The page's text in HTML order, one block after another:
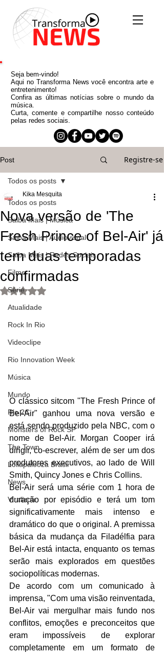
Seja bem-vindo!
Aqui no Transforma News você encontra arte e
entretenimento!
Confira as últimas notícias sobre o mundo da
música.
Curta, comente e compartilhe nosso conteúdo
pelas redes sociais.
Post Registre-se
Todos os posts
Saiba Mais | Música
Saiba Mais | Audiovisual
Saiba Mais | Redes Sociais
Filme
Série
Atualidade
Rock In Rio
Videoclipe
Rio Innovation Week
Música
Mundo
Rio 2C
Monsters of Rock SP
The Town
Lollapalooza Brasil
News
Viralizou
Todos os posts
Nova versão de 'The
Fresh Prince of Bel-Air' já
tem duas temporadas
confirmadas
Kika Mesquita
Avaliado com NaN de 5 estrelas.
O clássico sitcom "The Fresh Prince of
Bel-Air" ganhou uma nova versão e
está sendo produzido pela NBC, com o
nome de Bel-Air. Morgan Cooper irá
dirigir, co-escrever, além de ser um dos
produtores executivos, ao lado de Will
Smith, Quincy Jones e Chris Collins.
Bel-Air será uma série com 1 hora de
duração por episódio e terá um tom
significativamente mais intenso e
dramático do que o original. A premissa
básica da mudança da Filadélfia para
Bel-Air está intacta, enquanto os temas
serão mais explorados em questões
sociopolíticas modernas.
De acordo com um comunicado à
imprensa, "Com uma visão reinventada,
Bel-Air vai mergulhar mais fundo nos
conflitos, emoções e preconceitos que
eram impossíveis de explorar
completamente em um formato de